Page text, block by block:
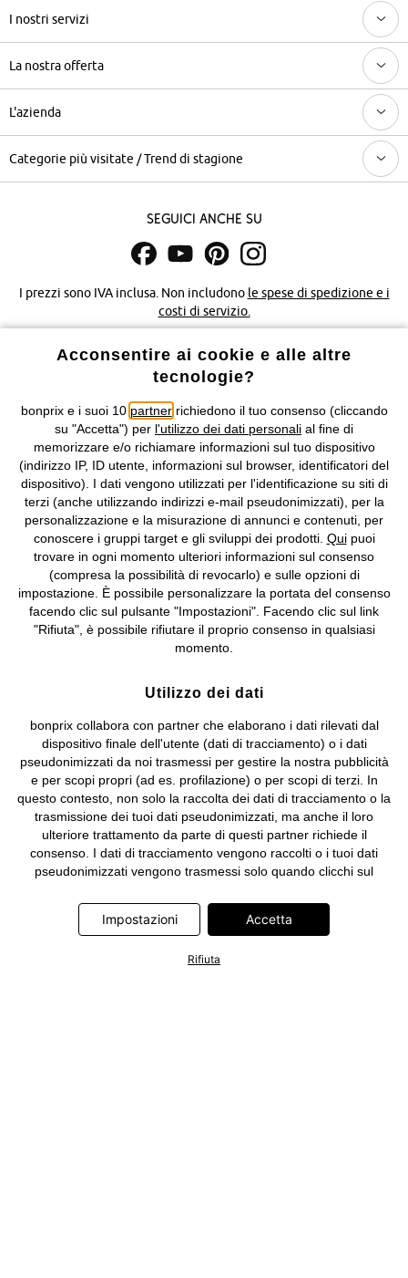
I nostri servizi
La nostra offerta
L'azienda
Categorie più visitate / Trend di stagione
Seguici anche su
I prezzi sono IVA inclusa. Non includono le spese di spedizione e i
costi di servizio.
Condizioni di vendita Accessibilità
Informazioni legali Diritto di recesso
2026 bonprix.
Tutti i diritti riservati.
bonprix S.r.l. con socio unico, sede legale: via Adua 33 - 13855
Valdengo (BI) C.F. 01510910027 - P.I. 01939830020, Reg. Imprese di
IT09060P00000858, N. Reg. AEE: IT08020000002105 Capitale
Sociale: euro 1.000.000 i.v, Società soggetta all'attività di direzione
e coordinamento di bonprix Beteiligungs -Verwaltungsgesellschaft
Acconsentire ai cookie e alle altre
tecnologie?
bonprix e i suoi 10 partnerrichiedono il tuo consenso (cliccando
su "Accetta") per l'utilizzo dei dati personali al fine di
memorizzare e/o richiamare informazioni sul tuo dispositivo
(indirizzo IP, ID utente, informazioni sul browser, identificatori del
dispositivo). I dati vengono utilizzati per l'identificazione su siti di
terzi (anche utilizzando indirizzi e-mail pseudonimizzati), per la
personalizzazione e la misurazione di annunci e contenuti, per
conoscere i gruppi target e gli sviluppi dei prodotti. Quipuoi
trovare in ogni momento ulteriori informazioni sul consenso
(compresa la possibilità di revocarlo) e sulle opzioni di
impostazione. È possibile personalizzare la portata del consenso
facendo clic sul pulsante "Impostazioni". Facendo clic sul link
"Rifiuta", è possibile rifiutare il proprio consenso in qualsiasi
momento.
Utilizzo dei dati
bonprix collabora con partner che elaborano i dati rilevati dal
dispositivo finale dell'utente (dati di tracciamento) o i dati
pseudonimizzati da noi trasmessi per gestire la nostra pubblicità
e per scopi propri (ad es. profilazione) o per scopi di terzi. In
questo contesto, non solo la raccolta dei dati di tracciamento o la
trasmissione dei tuoi dati pseudonimizzati, ma anche il loro
ulteriore trattamento da parte di questi partner richiede il
consenso. I dati di tracciamento vengono raccolti o i tuoi dati
pseudonimizzati vengono trasmessi solo quando clicchi sul
seguenti società: Adjust GmbH, Criteo SA, Google Ireland
Limited, Hurra Communications GmbH, ID5 Technology Ltd,
Limited, Pinterest Europe Limited, RTB-House GmbH, TikTok
Impostazioni Accetta
Rifiuta